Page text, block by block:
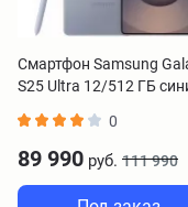
Смартфон Samsung
S25 Ultra 12/512 ГБ
0
89 990 руб. 111 990